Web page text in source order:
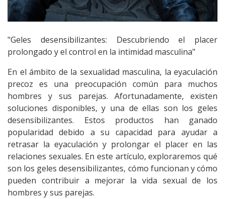
"Geles desensibilizantes: Descubriendo el placer
prolongado y el control en la intimidad masculina"
En el ámbito de la sexualidad masculina, la eyaculación
precoz es una preocupación común para muchos
hombres y sus parejas. Afortunadamente, existen
soluciones disponibles, y una de ellas son los geles
desensibilizantes. Estos productos han ganado
popularidad debido a su capacidad para ayudar a
retrasar la eyaculación y prolongar el placer en las
relaciones sexuales. En este artículo, exploraremos qué
son los geles desensibilizantes, cómo funcionan y cómo
pueden contribuir a mejorar la vida sexual de los
hombres y sus parejas.